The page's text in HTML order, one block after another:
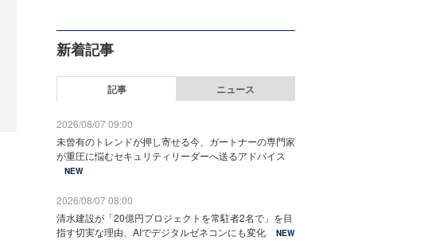
新着記事
記事 ニュース
2026/08/07 09:00
未曾有のトレンドが押し寄せる今、ガートナーの専門家
が重圧に悩むセキュリティリーダーへ送るアドバイス
NEW
2026/08/07 08:00
清水建設が「20億円プロジェクトを常駐者2名で」を目
指す切実な理由、AIでデジタルゼネコンにも変化
NEW